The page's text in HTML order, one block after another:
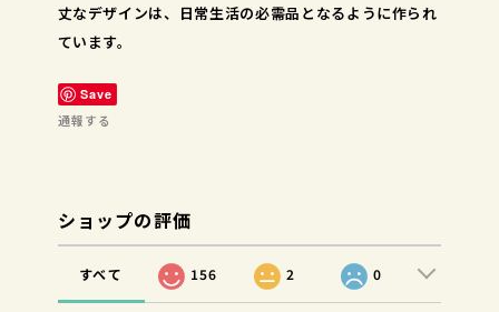
丈なデザインは、日常生活の必需品となるように作られ
ています。
Save
通報する
ショップの評価
すべて 156 2 0